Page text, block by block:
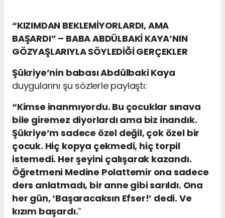
“KIZIMDAN BEKLEMİYORLARDI, AMA
BAŞARDI” – BABA ABDÜLBAKİ KAYA’NIN
GÖZYAŞLARIYLA SÖYLEDİĞİ GERÇEKLER
Şükriye’nin babası Abdülbaki Kaya
duygularını şu sözlerle paylaştı:
“Kimse inanmıyordu. Bu çocuklar sınava
bile giremez diyorlardı ama biz inandık.
Şükriye’m sadece özel değil, çok özel bir
çocuk. Hiç kopya çekmedi, hiç torpil
istemedi. Her şeyini çalışarak kazandı.
Öğretmeni Medine Polattemir ona sadece
ders anlatmadı, bir anne gibi sarıldı. Ona
her gün, ‘Başaracaksın Efser!’ dedi. Ve
kızım başardı.”